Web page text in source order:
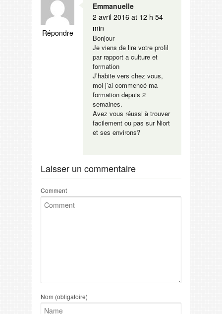
Répondre
Emmanuelle
2 avril 2016 at 12 h 54
min
Bonjour
Je viens de lire votre profil
par rapport a culture et
formation
J’habite vers chez vous,
moi j’ai commencé ma
formation depuis 2
semaines.
Avez vous réussi à trouver
facilement ou pas sur Niort
et ses environs?
Laisser un commentaire
Comment
Nom (obligatoire)